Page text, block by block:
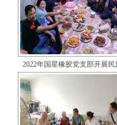
2022年国星橡胶党支部开展